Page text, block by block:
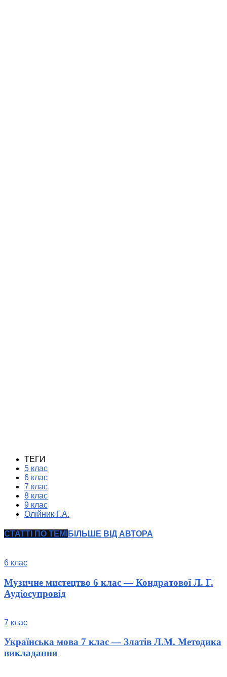
ТЕГИ
5 клас
6 клас
7 клас
8 клас
9 клас
Олійник Г.А.
СТАТТІ ПО ТЕМІ БІЛЬШЕ ВІД АВТОРА
6 клас
Музичне мистецтво 6 клас — Кондратової Л. Г.
Аудіосупровід
7 клас
Українська мова 7 клас — Златів Л.М. Методика
викладання